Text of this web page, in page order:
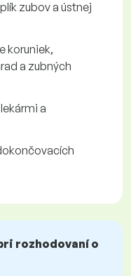
zubov a ústnej
koruniek,
a zubných
a
rozhodovaní o